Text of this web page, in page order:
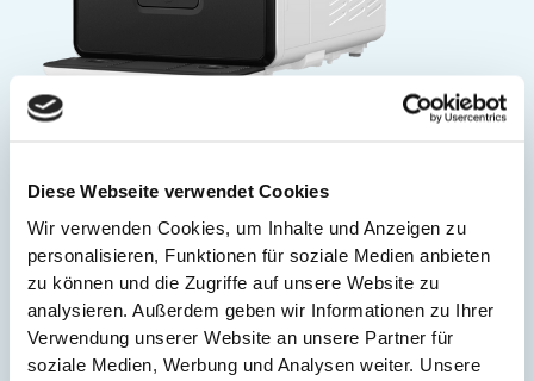
Diese Webseite verwendet Cookies
Wir verwenden Cookies, um Inhalte und Anzeigen zu
personalisieren, Funktionen für soziale Medien anbieten
zu können und die Zugriffe auf unsere Website zu
analysieren. Außerdem geben wir Informationen zu Ihrer
Verwendung unserer Website an unsere Partner für
soziale Medien, Werbung und Analysen weiter. Unsere
Technische Daten
System
MEMBRAN Filtration I Auftisch-System